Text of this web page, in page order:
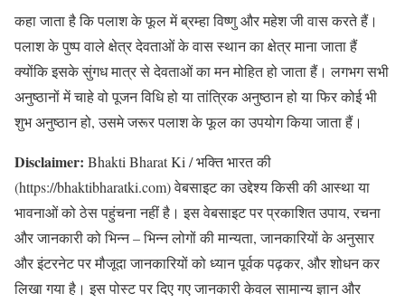
कहा जाता है कि पलाश के फूल में ब्रम्हा विष्णु और महेश जी वास करते हैं।
पलाश के पुष्प वाले क्षेत्र देवताओं के वास स्थान का क्षेत्र माना जाता हैं
क्योंकि इसके सुंगध मात्र से देवताओं का मन मोहित हो जाता हैं। लगभग सभी
अनुष्ठानों में चाहे वो पूजन विधि हो या तांत्रिक अनुष्ठान हो या फिर कोई भी
शुभ अनुष्ठान हो, उसमे जरूर पलाश के फूल का उपयोग किया जाता हैं।
Disclaimer: Bhakti Bharat Ki / भक्ति भारत की
(https://bhaktibharatki.com) वेबसाइट का उद्देश्य किसी की आस्था या
भावनाओं को ठेस पहुंचना नहीं है। इस वेबसाइट पर प्रकाशित उपाय, रचना
और जानकारी को भिन्न – भिन्न लोगों की मान्यता, जानकारियों के अनुसार
और इंटरनेट पर मौजूदा जानकारियों को ध्यान पूर्वक पढ़कर, और शोधन कर
लिखा गया है। इस पोस्ट पर दिए गए जानकारी केवल सामान्य ज्ञान और